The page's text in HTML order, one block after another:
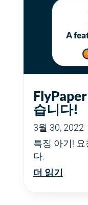
습니다!
3월 30, 2022
특징 아기!
다.
더 읽기